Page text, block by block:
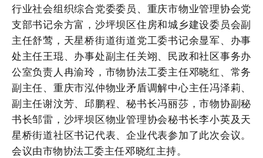
行业社会组织综合党委委员、重庆市物业管理协会党
支部书记余方富，沙坪坝区住房和城乡建设委员会副
主任舒莺，天星桥街道街道党工委书记余显军、办事
处主任王琨、办事处副主任关翊、民政和社区事务办
公室负责人冉渝玲，市物协法工委主任邓晓红、常务
副主任、重庆市泓仲物业矛盾调解中心主任冯泽莉、
副主任谢汶芳、邱鹏程、秘书长冯丽莎，市物协副秘
书长邹雷，沙坪坝区物业管理协会秘书长李小英及天
星桥街道社区书记代表、企业代表参加了此次会议。
会议由市物协法工委主任邓晓红主持。